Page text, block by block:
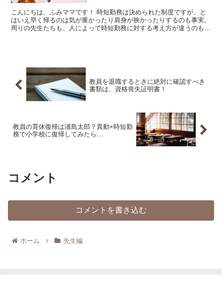
こんにちは、ふみママです！ 時短勤務は決められた制度ですが、と
はいえ早く帰るのは気が重かったり肩身が狭かったりするのも事実。
周りの先生たちも、人によって時短勤務に対する考え方が違うのも事
教員を退職するときに絶対に確認すべき
書類は、資格喪失証明書！
教員の育休復帰は浦島太郎？異動×時短勤
務で小学校に復帰してみたら…
コメント
コメントを書き込む
ホーム 先生編